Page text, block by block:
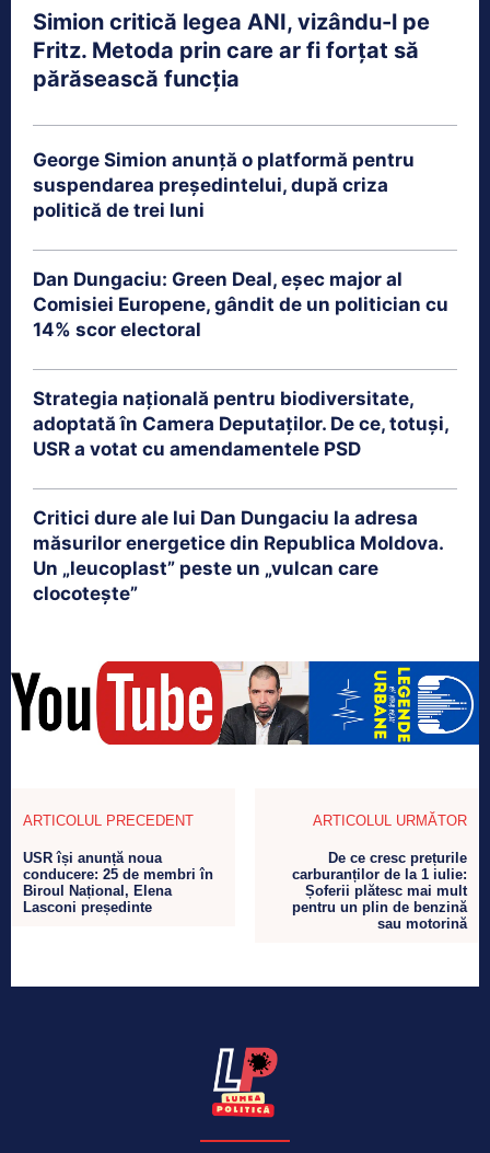
Simion critică legea ANI, vizându-l pe
Fritz. Metoda prin care ar fi forțat să
părăsească funcția
George Simion anunță o platformă pentru
suspendarea președintelui, după criza
politică de trei luni
Dan Dungaciu: Green Deal, eșec major al
Comisiei Europene, gândit de un politician cu
14% scor electoral
Strategia națională pentru biodiversitate,
adoptată în Camera Deputaților. De ce, totuși,
USR a votat cu amendamentele PSD
Critici dure ale lui Dan Dungaciu la adresa
măsurilor energetice din Republica Moldova.
Un „leucoplast” peste un „vulcan care
clocotește”
ARTICOLUL PRECEDENT
USR își anunță noua
conducere: 25 de membri în
Biroul Național, Elena
Lasconi președinte
ARTICOLUL URMĂTOR
De ce cresc prețurile
carburanților de la 1 iulie:
Șoferii plătesc mai mult
pentru un plin de benzină
sau motorină